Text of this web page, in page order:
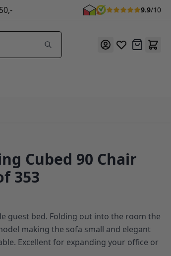
9.9/10
Offerte
Cubed 90 Chair
353
guest bed. Folding out into the room the
making the sofa small and elegant
Excellent for expanding your office or